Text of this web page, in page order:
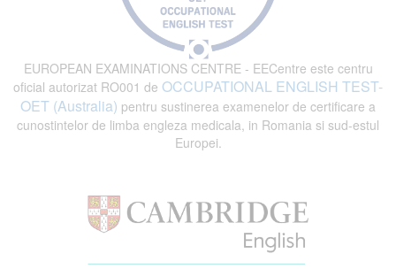
EUROPEAN EXAMINATIONS CENTRE - EECentre este centru
oficial autorizat RO001 de OCCUPATIONAL ENGLISH TEST-
OET (Australia) pentru sustinerea examenelor de certificare a
cunostintelor de limba engleza medicala, in Romania si sud-estul
Europei.